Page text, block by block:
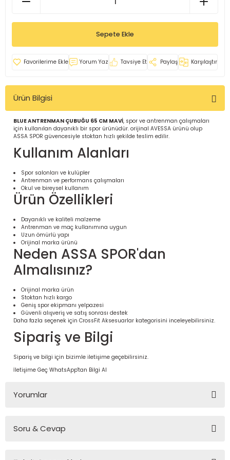
Tamamlayıcı Ekipmanlar |
Tamamlayıcı Spor Ekipmanları |
– Organizasyonlar için
Sepete Ekle
Yorum Yaz Tavsiye Et Paylaş Karşılaştır
Ürün Bilgisi
BLUE ANTRENMAN ÇUBUĞU 65 CM MAVİ, spor ve antrenman çalışmaları
için kullanılan dayanıklı bir spor ürünüdür. orijinal AVESSA ürünü olup
ASSA SPOR güvencesiyle stoktan hızlı şekilde teslim edilir.
Kullanım Alanları
Spor salonları ve kulüpler
Antrenman ve performans çalışmaları
Okul ve bireysel kullanım
Ürün Özellikleri
Dayanıklı ve kaliteli malzeme
Antrenman ve maç kullanımına uygun
Uzun ömürlü yapı
Orijinal marka ürünü
Neden ASSA SPOR'dan
Almalısınız?
Orijinal marka ürün
Stoktan hızlı kargo
Geniş spor ekipmanı yelpazesi
Güvenli alışveriş ve satış sonrası destek
Daha fazla seçenek için CrossFit Aksesuarlar kategorisini inceleyebilirsiniz.
Sipariş ve Bilgi
Sipariş ve bilgi için bizimle iletişime geçebilirsiniz.
İletişime Geç WhatsApp'tan Bilgi Al
Yorumlar
Soru & Cevap